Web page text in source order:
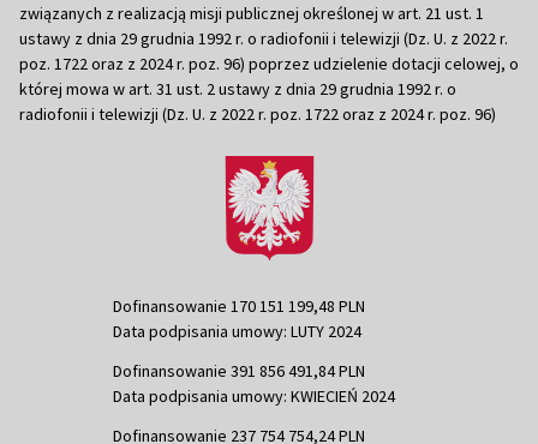
związanych z realizacją misji publicznej określonej w art. 21 ust. 1
ustawy z dnia 29 grudnia 1992 r. o radiofonii i telewizji (Dz. U. z 2022 r.
poz. 1722 oraz z 2024 r. poz. 96) poprzez udzielenie dotacji celowej, o
której mowa w art. 31 ust. 2 ustawy z dnia 29 grudnia 1992 r. o
radiofonii i telewizji (Dz. U. z 2022 r. poz. 1722 oraz z 2024 r. poz. 96)
Dofinansowanie 170 151 199,48 PLN
Data podpisania umowy: LUTY 2024
Dofinansowanie 391 856 491,84 PLN
Data podpisania umowy: KWIECIEŃ 2024
Dofinansowanie 237 754 754,24 PLN